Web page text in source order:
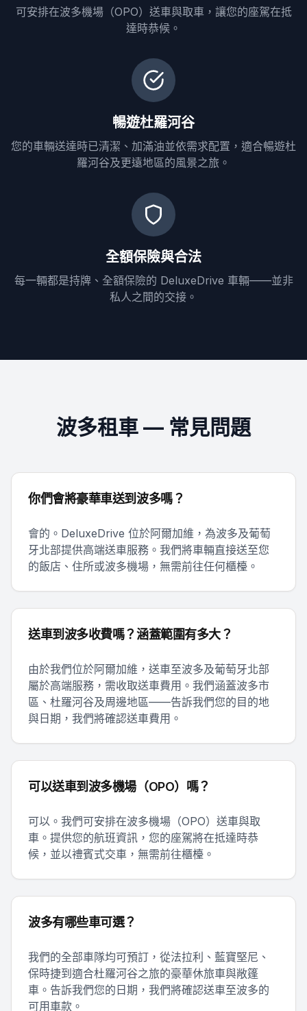
可安排在波多機場（OPO）送車與取車，讓您的座駕在抵
達時恭候。
暢遊杜羅河谷
您的車輛送達時已清潔、加滿油並依需求配置，適合暢遊杜
羅河谷及更遠地區的風景之旅。
全額保險與合法
每一輛都是持牌、全額保險的 DeluxeDrive 車輛——並非
私人之間的交接。
波多租車 — 常見問題
你們會將豪華車送到波多嗎？
會的。DeluxeDrive 位於阿爾加維，為波多及葡萄
牙北部提供高端送車服務。我們將車輛直接送至您
的飯店、住所或波多機場，無需前往任何櫃檯。
送車到波多收費嗎？涵蓋範圍有多大？
由於我們位於阿爾加維，送車至波多及葡萄牙北部
屬於高端服務，需收取送車費用。我們涵蓋波多市
區、杜羅河谷及周邊地區——告訴我們您的目的地
與日期，我們將確認送車費用。
可以送車到波多機場（OPO）嗎？
可以。我們可安排在波多機場（OPO）送車與取
車。提供您的航班資訊，您的座駕將在抵達時恭
候，並以禮賓式交車，無需前往櫃檯。
波多有哪些車可選？
我們的全部車隊均可預訂，從法拉利、藍寶堅尼、
保時捷到適合杜羅河谷之旅的豪華休旅車與敞篷
車。告訴我們您的日期，我們將確認送車至波多的
可用車款。